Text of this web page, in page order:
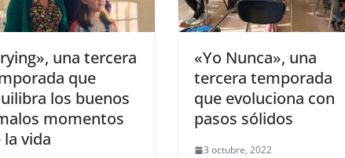
una tercera
que
los buenos
momentos
la vida
«Yo Nunca», una
tercera temporada
que evoluciona con
pasos sólidos
3 octubre, 2022